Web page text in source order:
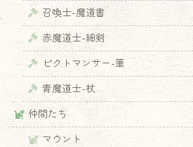
召喚士-魔道書
赤魔道士-細剣
ピクトマンサー-筆
青魔道士-杖
仲間たち
マウント